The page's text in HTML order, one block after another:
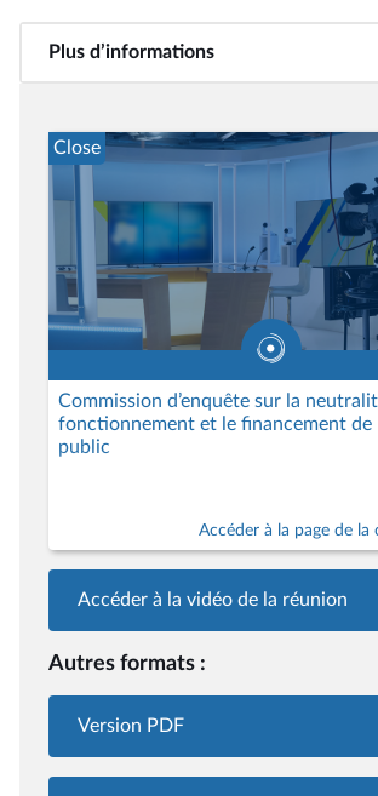
Plus d’informations<b>Plus d’informations</
Commission d’enquête sur la
fonctionnement et le financement de
public
Accéder à la page de la
Close
Accéder à la vidéo de la réunion
Autres formats :
Version PDF